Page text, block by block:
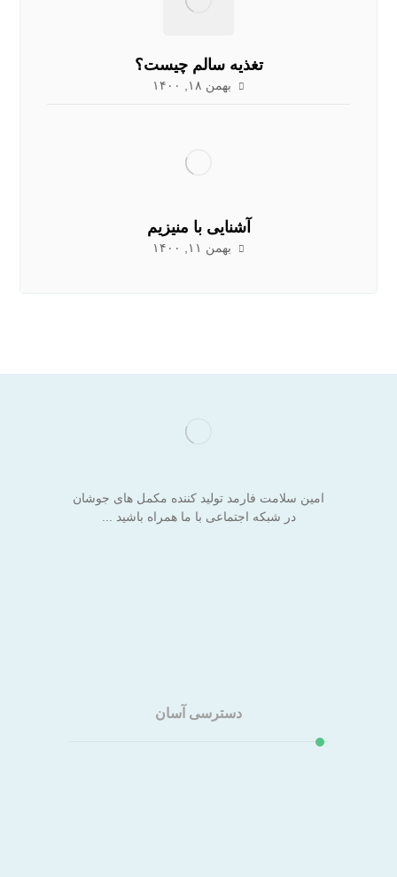
تغذیه سالم چیست؟
بهمن ۱۸, ۱۴۰۰
آشنایی با منیزیم
بهمن ۱۱, ۱۴۰۰
امین سلامت فارمد تولید کننده مکمل های جوشان
در شبکه اجتماعی با ما همراه باشید ...
دسترسی آسان